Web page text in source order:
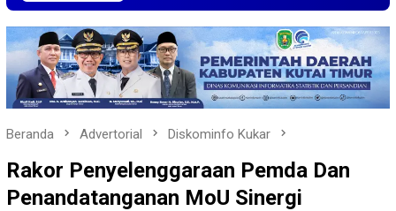
Beranda Advertorial Diskominfo Kukar
Rakor Penyelenggaraan Pemda Dan
Penandatanganan MoU Sinergi